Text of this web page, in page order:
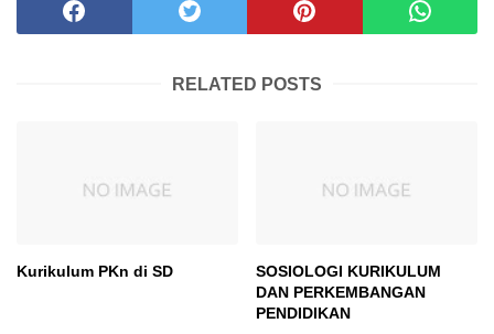
RELATED POSTS
Kurikulum PKn di SD
SOSIOLOGI KURIKULUM
DAN PERKEMBANGAN
PENDIDIKAN